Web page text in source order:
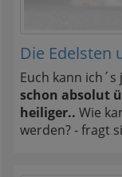
Die Edelsten
Euch kann ich´s
schon absolut
heiliger.. Wie
werden? - fragt